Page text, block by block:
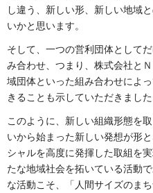
し違う、新しい形、新しい地域
いかと思います。
そして、一つの営利団体として
み合わせ、つまり、株式会社と
域団体といった組み合わせによ
きることも示していただきました
このように、新しい組織形態を
いから始まった新しい発想が形
シャルを高度に発揮した取組を
たな地域社会を拓いている活動
な活動こそ、「人間サイズのま